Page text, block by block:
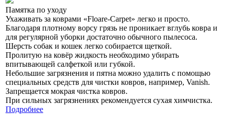
Памятка по уходу
Ухаживать за коврами «Floare-Сarpet» легко и просто.
Благодаря плотному ворсу грязь не проникает вглубь ковра и
для регулярной уборки достаточно обычного пылесоса.
Шерсть собак и кошек легко собирается щеткой.
Пролитую на ковёр жидкость необходимо убирать
впитывающей салфеткой или губкой.
Небольшие загрязнения и пятна можно удалить с помощью
специальных средств для чистки ковров, например, Vanish.
Запрещается мокрая чистка ковров.
При сильных загрязнениях рекомендуется сухая химчистка.
Подробнее